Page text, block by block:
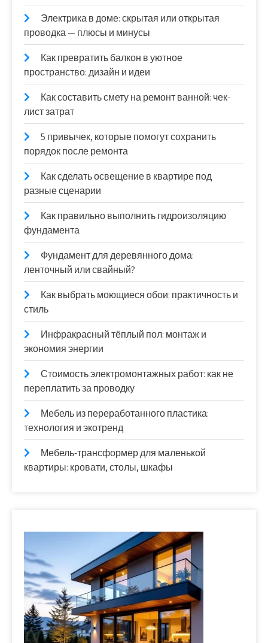
Электрика в доме: скрытая или открытая
проводка — плюсы и минусы
Как превратить балкон в уютное
пространство: дизайн и идеи
Как составить смету на ремонт ванной: чек-
лист затрат
5 привычек, которые помогут сохранить
порядок после ремонта
Как сделать освещение в квартире под
разные сценарии
Как правильно выполнить гидроизоляцию
фундамента
Фундамент для деревянного дома:
ленточный или свайный?
Как выбрать моющиеся обои: практичность и
стиль
Инфракрасный тёплый пол: монтаж и
экономия энергии
Стоимость электромонтажных работ: как не
переплатить за проводку
Мебель из переработанного пластика:
технология и экотренд
Мебель-трансформер для маленькой
квартиры: кровати, столы, шкафы